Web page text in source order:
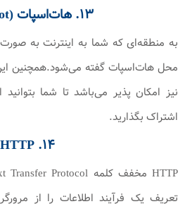
۱۳. هات‌اسپات (Hotspot)
محل هات‌اسپات گفته می‌شود.همچنین
نیز امکان پذیر می‌باشد تا شما بتوانید
اشتراک بگذارید.
۱۴. HTTP
تعریف یک فرآیند اطلاعات را از